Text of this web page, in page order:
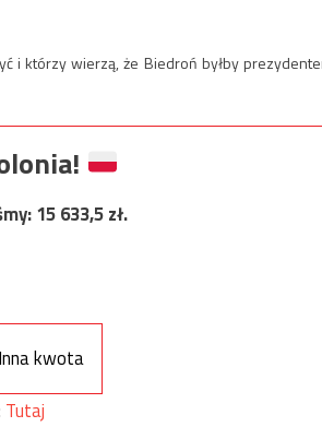
i którzy wierzą, że Biedroń byłby
15 633,5zł.
Inna kwota
Tutaj